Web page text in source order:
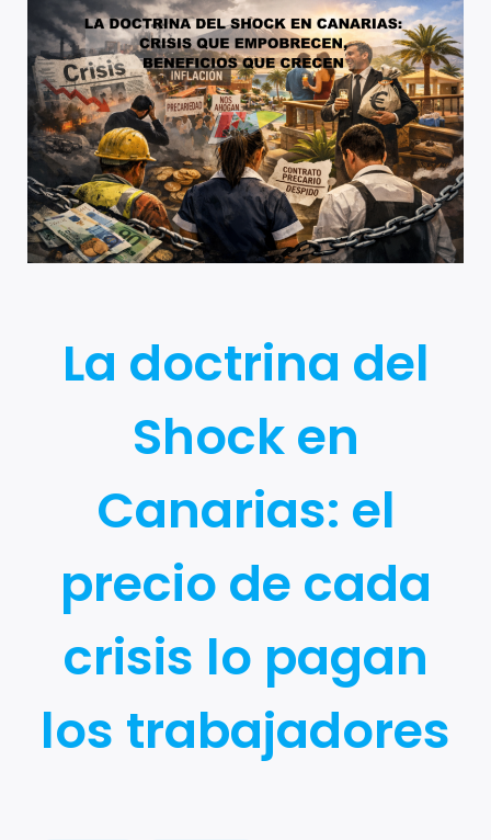
La doctrina del
Shock en
Canarias: el
precio de cada
crisis lo pagan
los trabajadores